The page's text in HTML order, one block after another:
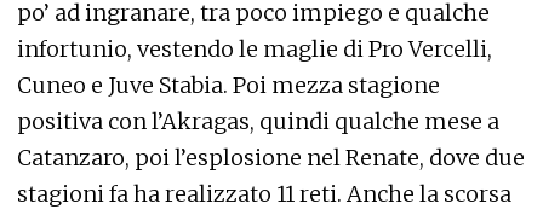
po’ ad ingranare, tra poco impiego e qualche
infortunio, vestendo le maglie di Pro Vercelli,
Cuneo e Juve Stabia. Poi mezza stagione
positiva con l’Akragas, quindi qualche mese a
Catanzaro, poi l’esplosione nel Renate, dove due
stagioni fa ha realizzato 11 reti. Anche la scorsa